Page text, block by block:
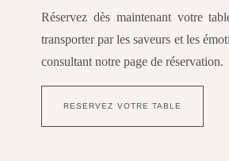
Réservez dès maintenant votre
transporter par les saveurs et les
consultant notre page de réservation.
RESERVEZ VOTRE TABLE